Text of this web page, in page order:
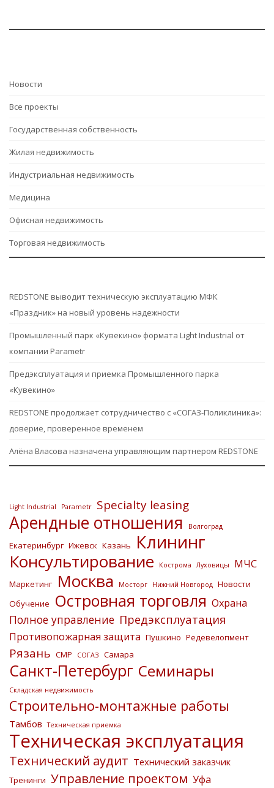
Hовости
Все проекты
Государственная собственность
Жилая недвижимость
Индустриальная недвижимость
Медицина
Офисная недвижимость
Торговая недвижимость
REDSTONE выводит техническую эксплуатацию МФК
«Праздник» на новый уровень надежности
Промышленный парк «Кувекино» формата Light Industrial от
компании Parametr
Предэксплуатация и приемка Промышленного парка
«Кувекино»
REDSTONE продолжает сотрудничество с «СОГАЗ-Поликлиника»:
доверие, проверенное временем
Алёна Власова назначена управляющим партнером REDSTONE
Light Industrial Parametr Specialty leasing
Арендные отношения Волгоград
Екатеринбург Ижевск Казань Клининг
Консультирование Кострома Луховицы МЧС
Маркетинг Москва Мосторг Нижний Новгород Новости
Обучение
Островная торговля Охрана
Полное управление Предэксплуатация
Противопожарная защита Пушкино Редевелопмент
Рязань СМР СОГАЗ Самара
Санкт-Петербург Семинары
Складская недвижимость
Строительно-монтажные работы
Тамбов Техническая приемка
Техническая эксплуатация
Технический аудит Технический заказчик
Тренинги Управление проектом Уфа